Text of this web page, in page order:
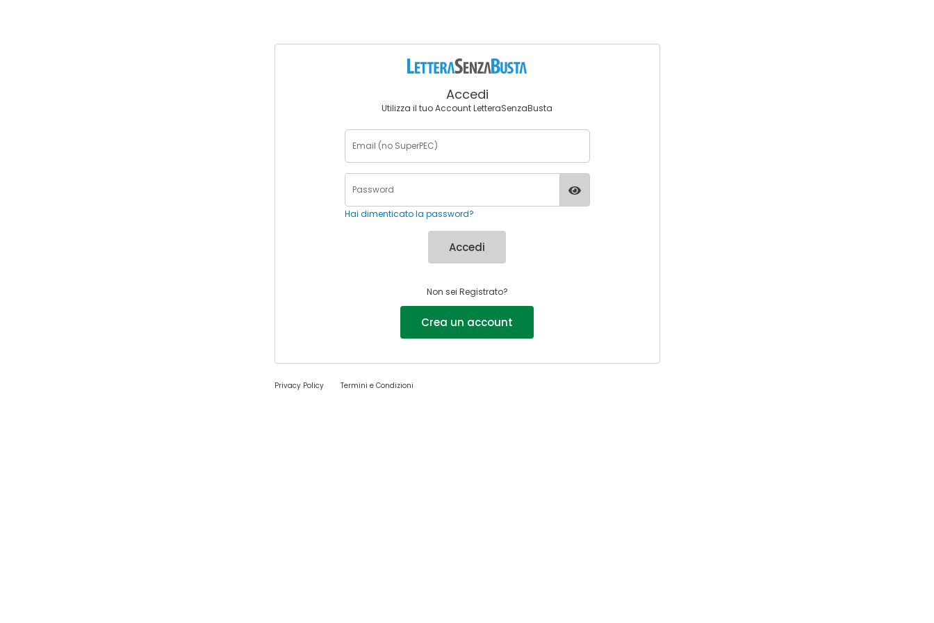
Accedi
Utilizza il tuo Account LetteraSenzaBusta
Hai dimenticato la password?
Accedi
Non sei Registrato?
Crea un account
Privacy Policy Termini e Condizioni